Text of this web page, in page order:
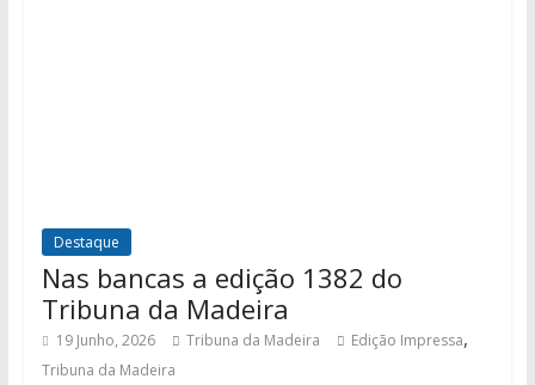
Destaque
Nas bancas a edição 1382 do
Tribuna da Madeira
19 Junho, 2026 Tribuna da Madeira Edição Impressa,
Tribuna da Madeira